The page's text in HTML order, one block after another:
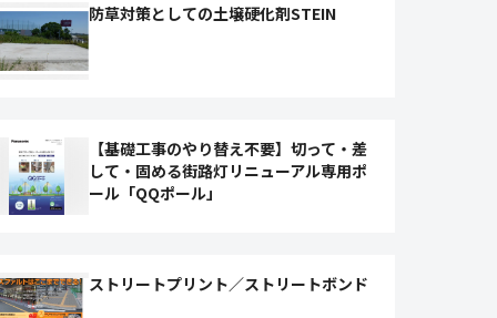
防草対策としての土壌硬化剤STEIN
【基礎工事のやり替え不要】切って・差
して・固める街路灯リニューアル専用ポ
ール「QQポール」
ストリートプリント／ストリートボンド